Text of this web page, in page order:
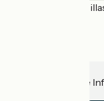
Haben Sie eine